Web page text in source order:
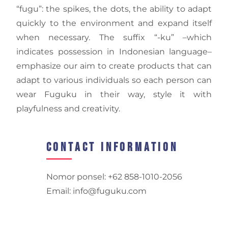
“fugu”: the spikes, the dots, the ability to adapt
quickly to the environment and expand itself
when necessary. The suffix “-ku” –which
indicates possession in Indonesian language–
emphasize our aim to create products that can
adapt to various individuals so each person can
wear Fuguku in their way, style it with
playfulness and creativity.
Contact Information
Nomor ponsel: +62 858-1010-2056
Email: info@fuguku.com